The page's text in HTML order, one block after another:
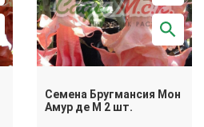
Семена Бругмансия Мон
Амур де М 2 шт.